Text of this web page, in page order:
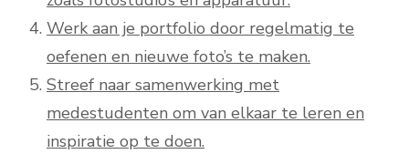
Werk aan je portfolio door regelmatig te
oefenen en nieuwe foto’s te maken.
Streef naar samenwerking met
medestudenten om van elkaar te leren en
inspiratie op te doen.